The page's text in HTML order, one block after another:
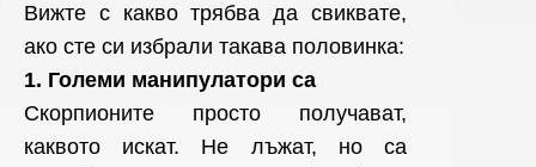
Вижте с какво трябва да свиквате,
ако сте си избрали такава половинка:
1. Големи манипулатори са
Скорпионите просто получават,
каквото искат. Не лъжат, но са